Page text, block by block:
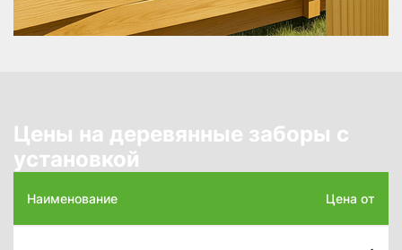
Цены на деревянные заборы с
установкой
Наименование Цена от